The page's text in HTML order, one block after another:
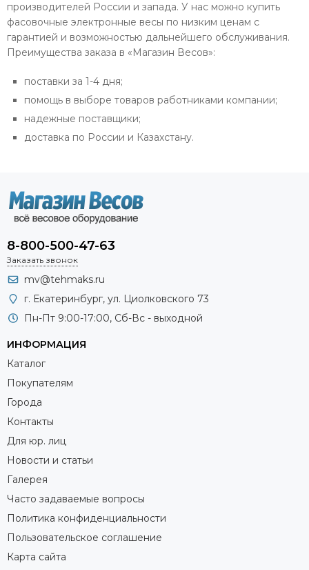
производителей России и запада. У нас можно купить
фасовочные электронные весы по низким ценам с
гарантией и возможностью дальнейшего обслуживания.
Преимущества заказа в «Магазин Весов»:
поставки за 1-4 дня;
помощь в выборе товаров работниками компании;
надежные поставщики;
доставка по России и Казахстану.
8-800-500-47-63
Заказать звонок
mv@tehmaks.ru
г. Екатеринбург, ул. Циолковского 73
Пн-Пт 9:00-17:00, Сб-Вс - выходной
ИНФОРМАЦИЯ
Каталог
Покупателям
Города
Контакты
Для юр. лиц
Новости и статьи
Галерея
Часто задаваемые вопросы
Политика конфиденциальности
Пользовательское соглашение
Карта сайта